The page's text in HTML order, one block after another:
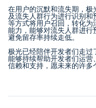
在用户的沉默和流失期，
及流失人群行为进行识别
等方式将用户召回，转化
能力，能够对流失人群进行
避免留存率持续走低。
极光已经陪伴开发者们走
能够持续帮助开发者们运
信赖和支持，愿未来的许